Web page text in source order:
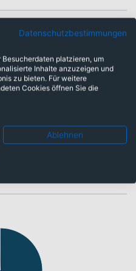
Finanzen: 26,62%
Datenschutzbestimmungen
platzieren, um
Inhalte anzuzeigen und
zu bieten. Für weitere
Cookies öffnen Sie die
Ablehnen